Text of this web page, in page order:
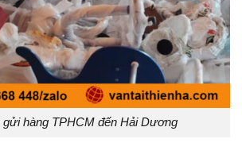
gửi hàng TPHCM đến Hải Dương